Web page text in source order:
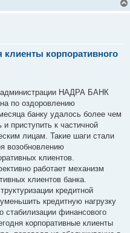
корпоративного
администрации НАДРА БАНК
по оздоровлению
банку удалось более чем
приступить к частичной
лицам. Такие шаги стали
возобновлению
клиентов.
работает механизм
клиентов банка.
кредитной
кредитную нагрузку
стабилизации финансового
корпоративные клиенты